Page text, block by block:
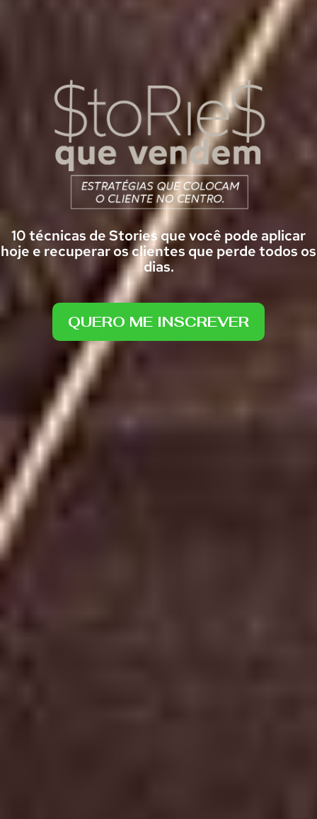
10 técnicas de Stories que você pode aplicar
hoje e recuperar os clientes que perde todos os
dias.
QUERO ME INSCREVER